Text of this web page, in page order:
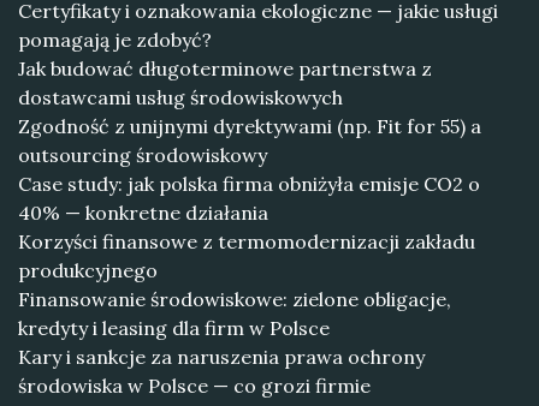
Certyfikaty i oznakowania ekologiczne — jakie usługi
pomagają je zdobyć?
Jak budować długoterminowe partnerstwa z
dostawcami usług środowiskowych
Zgodność z unijnymi dyrektywami (np. Fit for 55) a
outsourcing środowiskowy
Case study: jak polska firma obniżyła emisje CO2 o
40% — konkretne działania
Korzyści finansowe z termomodernizacji zakładu
produkcyjnego
Finansowanie środowiskowe: zielone obligacje,
kredyty i leasing dla firm w Polsce
Kary i sankcje za naruszenia prawa ochrony
środowiska w Polsce — co grozi firmie